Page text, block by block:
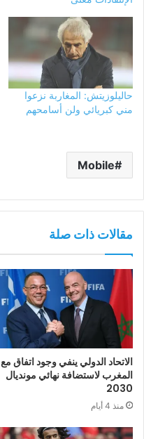
حاليلوزيتش: المغاربة نزعوا
مني كبريائي ولن أسامحهم
Mobile
مقالات ذات صلة
الاتحاد الدولي ينفي وجود اتفاق مع
المغرب لاستضافة نهائي مونديال
2030
منذ 4 أيام